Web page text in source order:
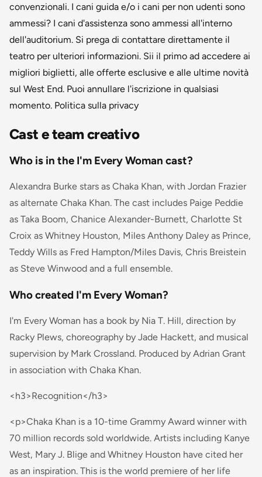
convenzionali. I cani guida e/o i cani per non udenti sono
ammessi? I cani d'assistenza sono ammessi all'interno
dell'auditorium. Si prega di contattare direttamente il
teatro per ulteriori informazioni. Sii il primo ad accedere ai
migliori biglietti, alle offerte esclusive e alle ultime novità
sul West End. Puoi annullare l'iscrizione in qualsiasi
momento. Politica sulla privacy
Cast e team creativo
Who is in the I'm Every Woman cast?
Alexandra Burke stars as Chaka Khan, with Jordan Frazier
as alternate Chaka Khan. The cast includes Paige Peddie
as Taka Boom, Chanice Alexander-Burnett, Charlotte St
Croix as Whitney Houston, Miles Anthony Daley as Prince,
Teddy Wills as Fred Hampton/Miles Davis, Chris Breistein
as Steve Winwood and a full ensemble.
Who created I'm Every Woman?
I'm Every Woman has a book by Nia T. Hill, direction by
Racky Plews, choreography by Jade Hackett, and musical
supervision by Mark Crossland. Produced by Adrian Grant
in association with Chaka Khan.
<h3>Recognition</h3>
<p>Chaka Khan is a 10-time Grammy Award winner with
70 million records sold worldwide. Artists including Kanye
West, Mary J. Blige and Whitney Houston have cited her
as an inspiration. This is the world premiere of her life